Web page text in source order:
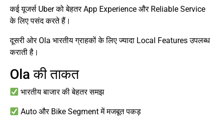
कई यूजर्स Uber को बेहतर App Experience और Reliable Service
के लिए पसंद करते हैं।
दूसरी ओर Ola भारतीय ग्राहकों के लिए ज्यादा Local Features उपलब्ध
कराती है।
Ola की ताकत
भारतीय बाजार की बेहतर समझ
Auto और Bike Segment में मजबूत पकड़